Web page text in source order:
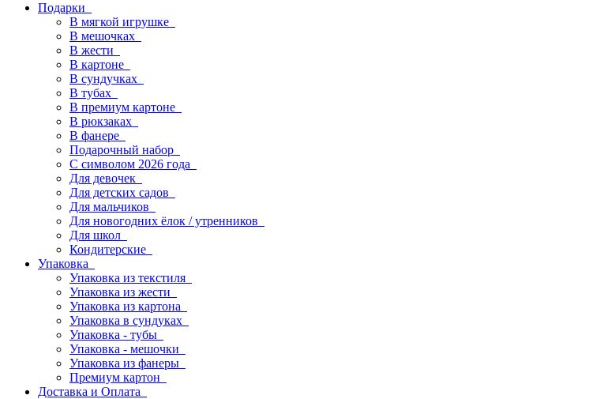
Подарки
В мягкой игрушке
В мешочках
В жести
В картоне
В сундучках
В тубах
В премиум картоне
В рюкзаках
В фанере
Подарочный набор
С символом 2026 года
Для девочек
Для детских садов
Для мальчиков
Для новогодних ёлок / утренников
Для школ
Кондитерские
Упаковка
Упаковка из текстиля
Упаковка из жести
Упаковка из картона
Упаковка в сундуках
Упаковка - тубы
Упаковка - мешочки
Упаковка из фанеры
Премиум картон
Доставка и Оплата